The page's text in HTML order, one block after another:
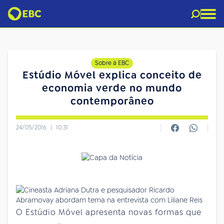
Sobre a EBC
Estúdio Móvel explica conceito de
economia verde no mundo
contemporâneo
24/05/2016 | 10:31
O Estúdio Móvel apresenta novas formas que